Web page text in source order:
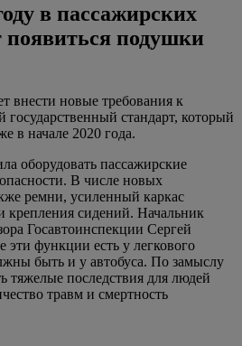
в пассажирских
появиться подушки
внести новые требования к
государственный стандарт, который
в начале 2020 года.
оборудовать пассажирские
В числе новых
ремни, усиленный каркас
крепления сидений. Начальник
Госавтоинспекции Сергей
эти функции есть у легкового
быть и у автобуса. По замыслу
тяжелые последствия для людей
травм и смертность